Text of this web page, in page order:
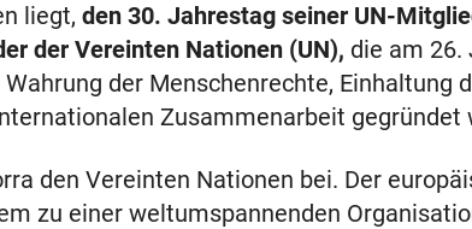
liegt, den 30. Jahrestag seiner UN-
der Vereinten Nationen (UN), die am 26.
der Menschenrechte, Einhaltung
Zusammenarbeit gegründet
den Vereinten Nationen bei. Der
zu einer weltumspannenden